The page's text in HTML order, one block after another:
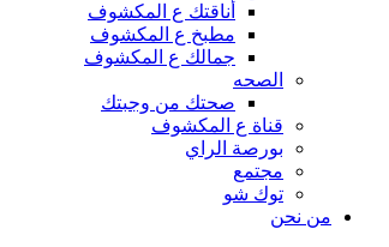
أناقتك ع المكشوف
مطبخ ع المكشوف
جمالك ع المكشوف
الصحه
صحتك من وجبتك
قناة ع المكشوف
بورصة الراي
مجتمع
توك شو
من نحن